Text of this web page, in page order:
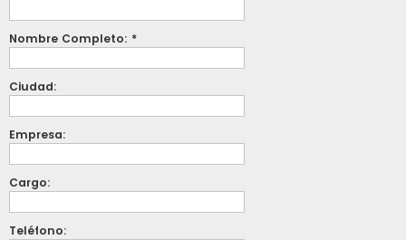
Nombre Completo: *
Ciudad:
Empresa:
Cargo:
Teléfono: